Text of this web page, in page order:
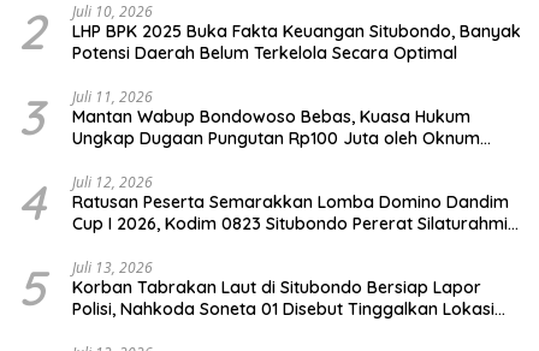
2 Juli 10, 2026
LHP BPK 2025 Buka Fakta Keuangan Situbondo, Banyak
Potensi Daerah Belum Terkelola Secara Optimal
3 Juli 11, 2026
Mantan Wabup Bondowoso Bebas, Kuasa Hukum
Ungkap Dugaan Pungutan Rp100 Juta oleh Oknum
4 Juli 12, 2026
Ratusan Peserta Semarakkan Lomba Domino Dandim
Cup I 2026, Kodim 0823 Situbondo Pererat Silaturahmi
5 Juli 13, 2026
Korban Tabrakan Laut di Situbondo Bersiap Lapor
Polisi, Nahkoda Soneta 01 Disebut Tinggalkan Lokasi